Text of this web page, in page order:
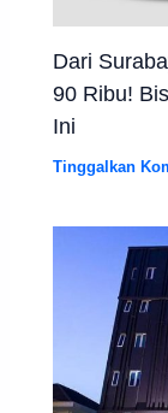
Dari
90 Ribu!
Ini
Tinggalkan